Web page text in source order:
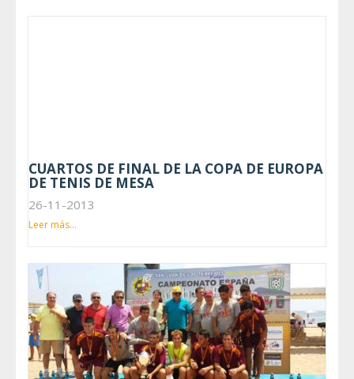
CUARTOS DE FINAL DE LA COPA DE EUROPA
DE TENIS DE MESA
26-11-2013
Leer más...